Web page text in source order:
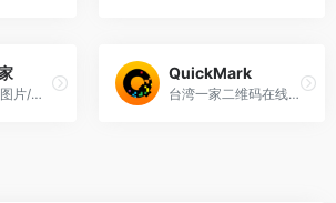
一键快速去除图片/视频水印，免费易用的去水印软件
QuickMark
台湾一家二维码在线制作和APP程序